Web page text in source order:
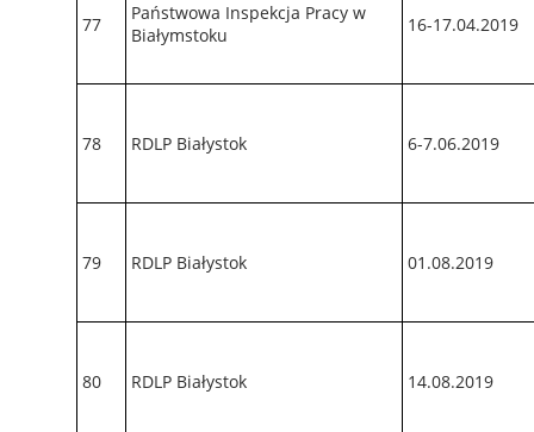
77
Państwowa Inspekcja Pracy w
Białymstoku
16-17.04.2019
78 RDLP Białystok 6-7.06.2019
79 RDLP Białystok 01.08.2019
80 RDLP Białystok 14.08.2019